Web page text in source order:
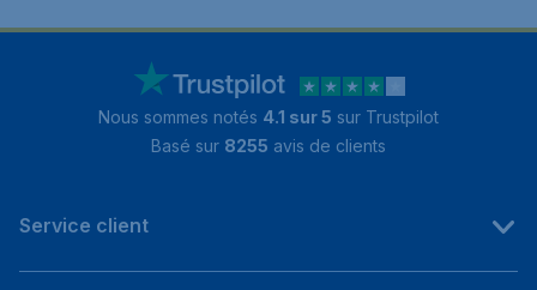
Nous sommes notés 4.1 sur 5 sur Trustpilot
Basé sur 8255 avis de clients
Service client